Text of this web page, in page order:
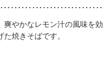
爽やかなレモン汁の風味を効
焼きそばです。